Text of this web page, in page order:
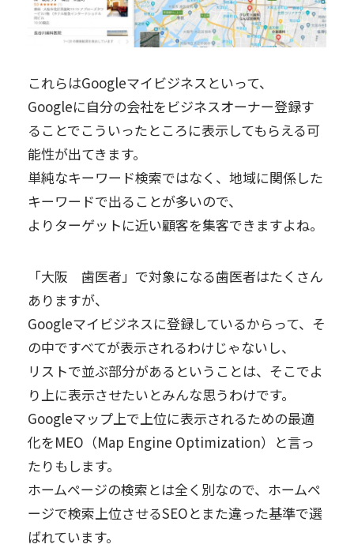
これらはGoogleマイビジネスといって、
Googleに自分の会社をビジネスオーナー登録す
ることでこういったところに表示してもらえる可
能性が出てきます。
単純なキーワード検索ではなく、地域に関係した
キーワードで出ることが多いので、
よりターゲットに近い顧客を集客できますよね。
「大阪 歯医者」で対象になる歯医者はたくさん
ありますが、
Googleマイビジネスに登録しているからって、そ
の中ですべてが表示されるわけじゃないし、
リストで並ぶ部分があるということは、そこでよ
り上に表示させたいとみんな思うわけです。
Googleマップ上で上位に表示されるための最適
化をMEO（Map Engine Optimization）と言っ
たりもします。
ホームページの検索とは全く別なので、ホームペ
ージで検索上位させるSEOとまた違った基準で選
ばれています。